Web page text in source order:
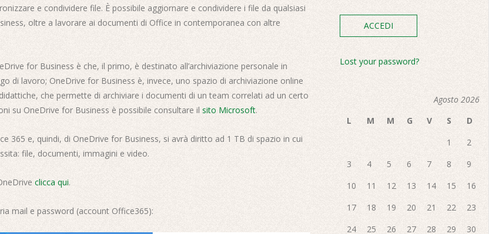
e condividere file. È possibile aggiornare e condividere i file da qualsiasi
oltre a lavorare ai documenti di Office in contemporanea con altre
for Business è che, il primo, è destinato all’archiviazione personale in
di lavoro; OneDrive for Business è, invece, uno spazio di archiviazione online
che permette di archiviare i documenti di un team correlati ad un certo
su OneDrive for Business è possibile consultare il sito Microsoft.
365 e, quindi, di OneDrive for Business, si avrà diritto ad 1 TB di spazio in cui
file, documenti, immagini e video.
clicca qui.
mail e password (account Office365):
Lost your password?
Agosto 2026
L
M M G V S
D
1
2
3
4 5 6 7 8
9
10
11 12 13 14 15
16
17
18 19 20 21 22
23
24
25 26 27 28 29
30